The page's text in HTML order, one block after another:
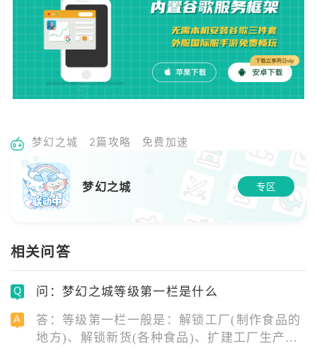
梦幻之城 2篇攻略 免费加速
梦幻之城 专区
相关问答
问：梦幻之城等级第一栏是什么
答：等级第一栏一般是：解锁工厂(制作食品的
地方)、解锁新货(各种食品)、扩建工厂生产